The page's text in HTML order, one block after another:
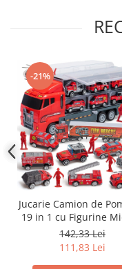
-21%
Jucarie Camion de
19 in 1 cu Figurine
Pompieri, Simply
masinute tip
jeep, masina cu
142,33 Lei
111,83 Lei